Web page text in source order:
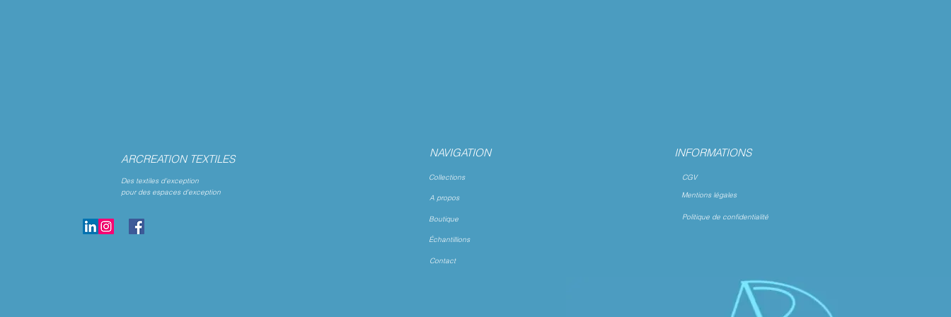
ARCREATION TEXTILES
Des textiles d’exception
pour des espaces d’exception
NAVIGATION
Collections
A propos
Boutique
INFORMATIONS
CGV
Mentions légales
Politique de confidentialité
Échantillions
Contact